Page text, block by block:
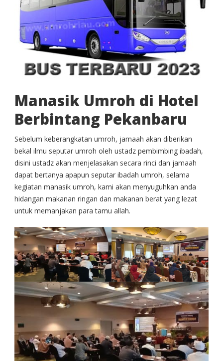
Manasik Umroh di Hotel
Berbintang Pekanbaru
Sebelum keberangkatan umroh, jamaah akan diberikan
bekal ilmu seputar umroh oleh ustadz pembimbing ibadah,
disini ustadz akan menjelasakan secara rinci dan jamaah
dapat bertanya apapun seputar ibadah umroh, selama
kegiatan manasik umroh, kami akan menyuguhkan anda
hidangan makanan ringan dan makanan berat yang lezat
untuk memanjakan para tamu allah.